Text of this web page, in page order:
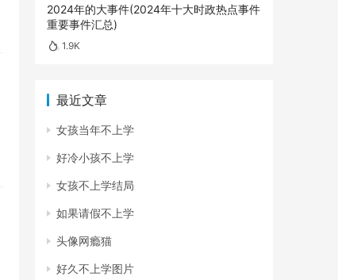
2024年的大事件(2024年十大时政热点事件
重要事件汇总)
1.9K
最近文章
女孩当年不上学
好冷小孩不上学
女孩不上学结局
如果请假不上学
头像网瘾猫
好久不上学图片